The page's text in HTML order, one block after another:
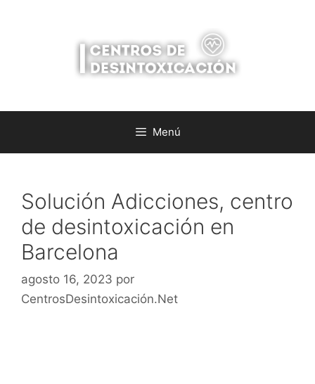
Menú
Solución Adicciones, centro
de desintoxicación en
Barcelona
agosto 16, 2023 por
CentrosDesintoxicación.Net